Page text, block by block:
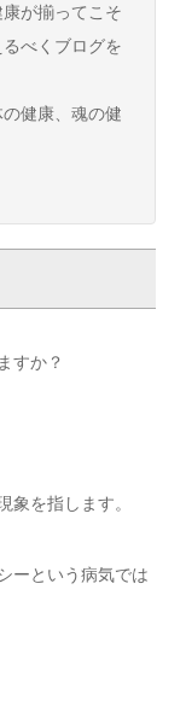
が揃ってこそ
べくブログを
健康、魂の健
すか？
象を指します。
ーという病気では